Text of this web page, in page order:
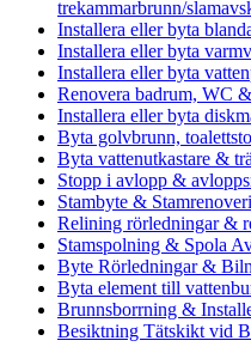
trekammarbrunn/
Installera eller byta
Installera eller byta
Installera eller byta
Renovera badrum, WC
Installera eller byta
Byta golvbrunn,
Byta vattenutkastare &
Stopp i avlopp &
Stambyte &
Relining rörledningar &
Stamspolning & Spola
Byte Rörledningar &
Byta element till
Brunnsborrning &
Besiktning Tätskikt vid